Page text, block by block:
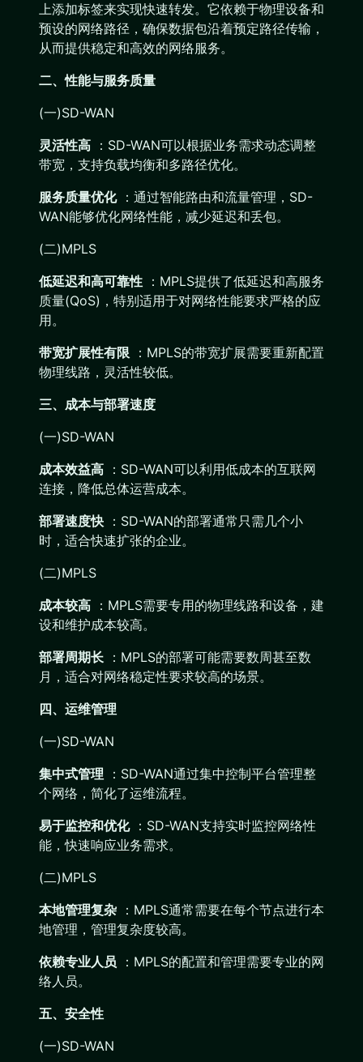
上添加标签来实现快速转发。它依赖于物理设备和
预设的网络路径，确保数据包沿着预定路径传输，
从而提供稳定和高效的网络服务。
二、性能与服务质量
(一)SD-WAN
灵活性高 ：SD-WAN可以根据业务需求动态调整
带宽，支持负载均衡和多路径优化。
服务质量优化：通过智能路由和流量管理，SD-
WAN能够优化网络性能，减少延迟和丢包。
(二)MPLS
低延迟和高可靠性 ：MPLS提供了低延迟和高服务
质量(QoS)，特别适用于对网络性能要求严格的应
用。
带宽扩展性有限 ：MPLS的带宽扩展需要重新配置
物理线路，灵活性较低。
三、成本与部署速度
(一)SD-WAN
成本效益高 ：SD-WAN可以利用低成本的互联网
连接，降低总体运营成本。
部署速度快 ：SD-WAN的部署通常只需几个小
时，适合快速扩张的企业。
(二)MPLS
成本较高 ：MPLS需要专用的物理线路和设备，建
设和维护成本较高。
部署周期长 ：MPLS的部署可能需要数周甚至数
月，适合对网络稳定性要求较高的场景。
四、运维管理
(一)SD-WAN
集中式管理 ：SD-WAN通过集中控制平台管理整
个网络，简化了运维流程。
易于监控和优化：SD-WAN支持实时监控网络性
能，快速响应业务需求。
(二)MPLS
本地管理复杂 ：MPLS通常需要在每个节点进行本
地管理，管理复杂度较高。
依赖专业人员 ：MPLS的配置和管理需要专业的网
络人员。
五、安全性
(一)SD-WAN